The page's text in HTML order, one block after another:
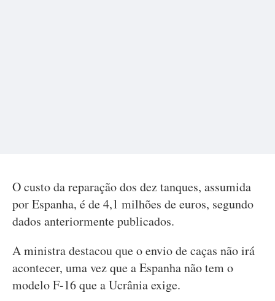
O custo da reparação dos dez tanques, assumida
por Espanha, é de 4,1 milhões de euros, segundo
dados anteriormente publicados.
A ministra destacou que o envio de caças não irá
acontecer, uma vez que a Espanha não tem o
modelo F-16 que a Ucrânia exige.